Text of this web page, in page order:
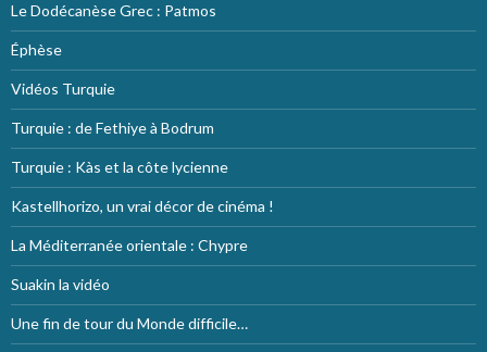
Le Dodécanèse Grec : Patmos
Éphèse
Vidéos Turquie
Turquie : de Fethiye à Bodrum
Turquie : Kàs et la côte lycienne
Kastellhorizo, un vrai décor de cinéma !
La Méditerranée orientale : Chypre
Suakin la vidéo
Une fin de tour du Monde difficile…